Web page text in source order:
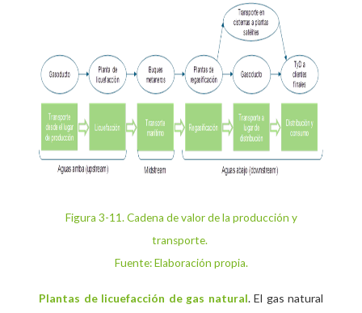
Figura 3-11. Cadena de valor de la producción y
transporte.
Fuente: Elaboración propia.
Plantas de licuefacción de gas natural. El gas natural